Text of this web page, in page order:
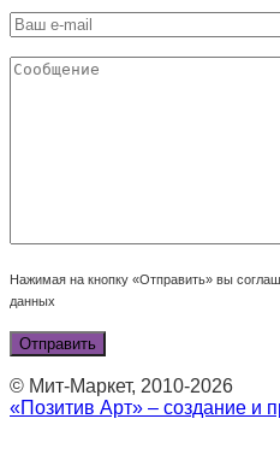
Нажимая на кнопку «Отправить» вы
данных
© Мит-Маркет, 2010-2026
«Позитив Арт» – создание и